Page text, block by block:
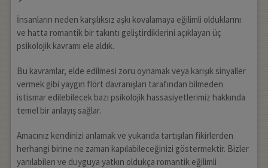
İnsanların neden karşılıksız aşkı kovalamaya eğilimli olduklarını
ve hatta romantik bir takıntı geliştirdiklerini açıklayan üç
psikolojik kavramı ele aldık.
Bu kavramlar, elde edilmesi zoru oynamak veya karışık sinyaller
vermek gibi yaygın flört davranışları tarafından bilmeden
istismar edilebilecek bazı psikolojik hassasiyetlerimiz hakkında
temel bir anlayış sağlar.
Amacınız kendinizi anlamak ve yukarıda tartışılan fikirlerden
herhangi birine ne zaman kapılabileceğinizi göstermektir. Bizler
yanılabilen ve duyguya yatkın oldukça romantik eğilimli